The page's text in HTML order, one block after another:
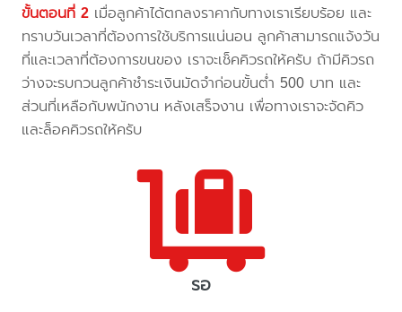
ขั้นตอนที่ 2 เมื่อลูกค้าได้ตกลงราคากับทางเราเรียบร้อย และ
ทราบวันเวลาที่ต้องการใช้บริการแน่นอน ลูกค้าสามารถแจ้งวัน
ที่และเวลาที่ต้องการขนของ เราจะเช็คคิวรถให้ครับ ถ้ามีคิวรถ
ว่างจะรบกวนลูกค้าชำระเงินมัดจำก่อนขั้นต่ำ 500 บาท และ
ส่วนที่เหลือกับพนักงาน หลังเสร็จงาน เพื่อทางเราจะจัดคิว
และล็อคคิวรถให้ครับ
รอ